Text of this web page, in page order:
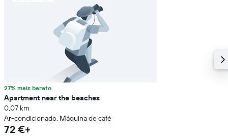
27% mais barato
Apartment near the beaches
0,07 km
Ar-condicionado, Máquina de café
72 €+